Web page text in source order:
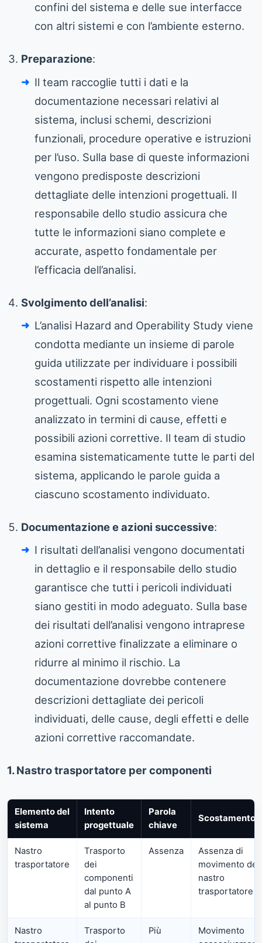
confini del sistema e delle sue interfacce
con altri sistemi e con l’ambiente esterno.
Preparazione:
Il team raccoglie tutti i dati e la
documentazione necessari relativi al
sistema, inclusi schemi, descrizioni
funzionali, procedure operative e istruzioni
per l’uso. Sulla base di queste informazioni
vengono predisposte descrizioni
dettagliate delle intenzioni progettuali. Il
responsabile dello studio assicura che
tutte le informazioni siano complete e
accurate, aspetto fondamentale per
l’efficacia dell’analisi.
Svolgimento dell’analisi:
L’analisi Hazard and Operability Study viene
condotta mediante un insieme di parole
guida utilizzate per individuare i possibili
scostamenti rispetto alle intenzioni
progettuali. Ogni scostamento viene
analizzato in termini di cause, effetti e
possibili azioni correttive. Il team di studio
esamina sistematicamente tutte le parti del
sistema, applicando le parole guida a
ciascuno scostamento individuato.
Documentazione e azioni successive:
I risultati dell’analisi vengono documentati
in dettaglio e il responsabile dello studio
garantisce che tutti i pericoli individuati
siano gestiti in modo adeguato. Sulla base
dei risultati dell’analisi vengono intraprese
azioni correttive finalizzate a eliminare o
ridurre al minimo il rischio. La
documentazione dovrebbe contenere
descrizioni dettagliate dei pericoli
individuati, delle cause, degli effetti e delle
azioni correttive raccomandate.
1. Nastro trasportatore per componenti
Elemento del
sistema
Intento
progettuale
Parola
chiave
Scostamento
Nastro
trasportatore
Trasporto
dei
componenti
dal punto A
al punto B
Assenza
Assenza di
movimento del
nastro
trasportatore
Nastro
Trasporto
Più
Movimento